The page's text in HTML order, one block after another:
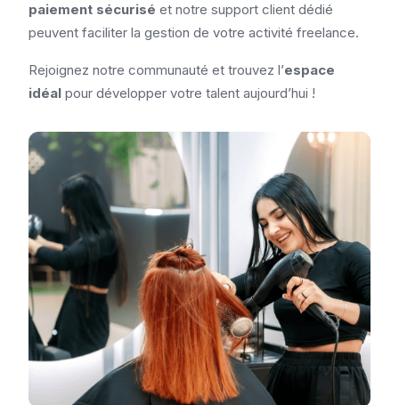
paiement sécurisé et notre support client dédié
peuvent faciliter la gestion de votre activité freelance.
Rejoignez notre communauté et trouvez l’espace
idéal pour développer votre talent aujourd’hui !